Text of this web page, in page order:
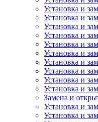
Установка и
Установка и
Установка и
Установка и
Установка и
Установка и
Установка и
Установка и
Установка и
Установка и
Замена и
Установка и
Установка и